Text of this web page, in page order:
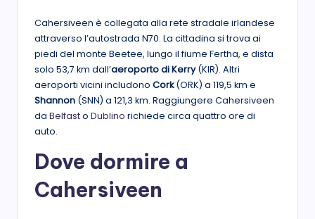
Cahersiveen è collegata alla rete stradale irlandese
attraverso l’autostrada N70. La cittadina si trova ai
piedi del monte Beetee, lungo il fiume Fertha, e dista
solo 53,7 km dall’aeroporto di Kerry(KIR). Altri
aeroporti vicini includono Cork(ORK) a 119,5 km e
Shannon (SNN) a 121,3 km. Raggiungere Cahersiveen
da Belfasto Dublino richiede circa quattro ore di
auto.
Dove dormire a
Cahersiveen